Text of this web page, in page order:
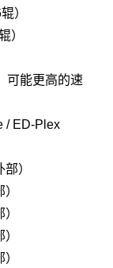
）
）
可能更高的速
/ ED-Plex
）